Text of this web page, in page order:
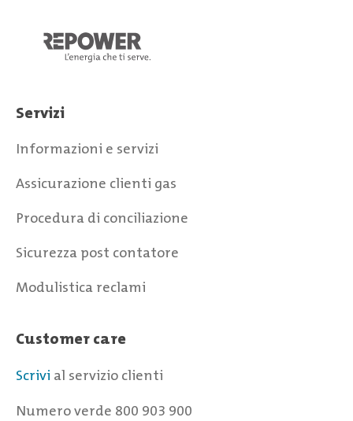
Servizi
Informazioni e servizi
Assicurazione clienti gas
Procedura di conciliazione
Sicurezza post contatore
Modulistica reclami
Customer care
Scrivi al servizio clienti
Numero verde 800 903 900